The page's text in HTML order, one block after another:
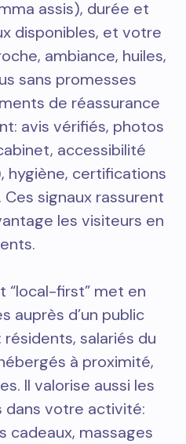
assis), durée et
disponibles, et votre
ambiance, huiles,
sans promesses
de réassurance
avis vérifiés, photos
accessibilité
hygiène, certifications
signaux rassurent
les visiteurs en
“local-first” met en
auprès d’un public
salariés du
à proximité,
Il valorise aussi les
dans votre activité:
cadeaux, massages